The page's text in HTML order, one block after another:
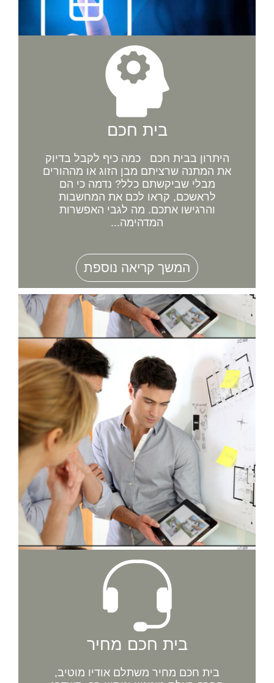
בית חכם
היתרון בבית חכם כמה כיף לקבל בדיוק
את המתנה שרציתם מבן הזוג או מההורים
מבלי שביקשתם כלל? נדמה כי הם
לראשכם, קראו לכם את המחשבות
והרגישו אתכם. מה לגבי האפשרות
המדהימה...
המשך קריאה נוספת
בית חכם מחיר
בית חכם מחיר משתלם אודיו מוטיב,